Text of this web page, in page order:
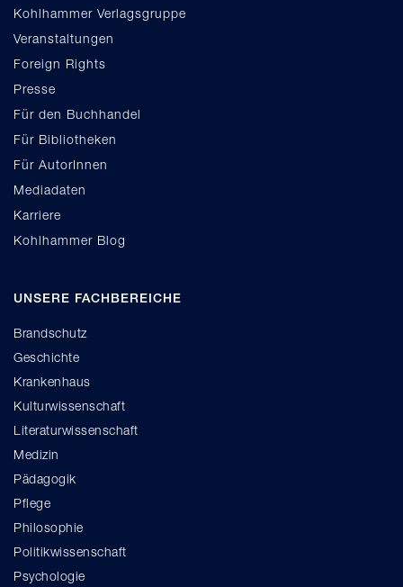
Kohlhammer Verlagsgruppe
Veranstaltungen
Foreign Rights
Presse
Für den Buchhandel
Für Bibliotheken
Für AutorInnen
Mediadaten
Karriere
Kohlhammer Blog
UNSERE FACHBEREICHE
Brandschutz
Geschichte
Krankenhaus
Kulturwissenschaft
Literaturwissenschaft
Medizin
Pädagogik
Pflege
Philosophie
Politikwissenschaft
Psychologie